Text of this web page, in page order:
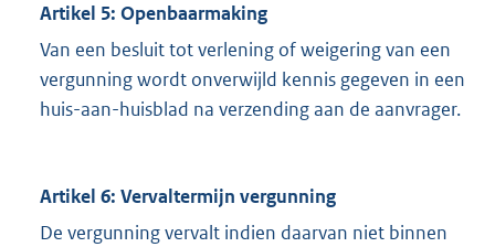
Artikel 5: Openbaarmaking
Van een besluit tot verlening of weigering van een
vergunning wordt onverwijld kennis gegeven in een
huis-aan-huisblad na verzending aan de aanvrager.
Artikel 6: Vervaltermijn vergunning
De vergunning vervalt indien daarvan niet binnen